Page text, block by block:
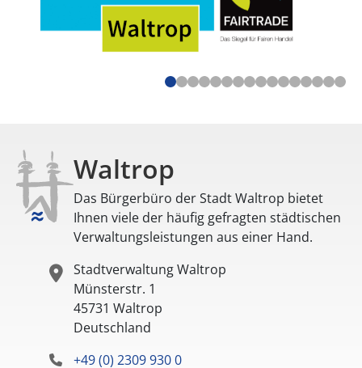
Waltrop
Das Bürgerbüro der Stadt Waltrop bietet
Ihnen viele der häufig gefragten städtischen
Verwaltungsleistungen aus einer Hand.
Stadtverwaltung Waltrop
Münsterstr. 1
45731 Waltrop
Deutschland
+49 (0) 2309 930 0